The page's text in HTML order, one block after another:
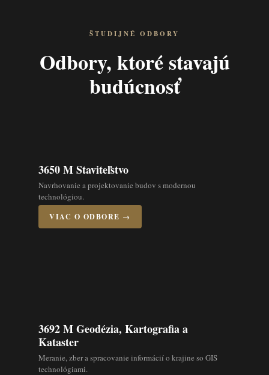
ŠTUDIJNÉ ODBORY
Odbory, ktoré stavajú
budúcnosť
3650 M Staviteľstvo
Navrhovanie a projektovanie budov s modernou
technológiou.
VIAC O ODBORE →
3692 M Geodézia, Kartografia a
Kataster
Meranie, zber a spracovanie informácií o krajine so GIS
technológiami.